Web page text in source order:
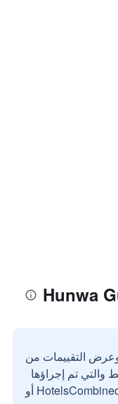
التقييمات من
والتي تم إجراؤها
بواسطة مستخدمين حقيقيين مع HotelsCombined أو